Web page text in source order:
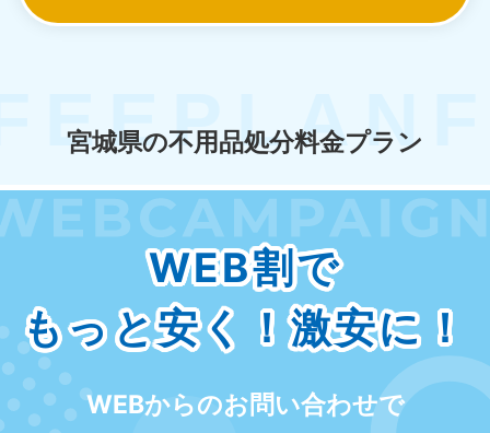
宮城県の不用品処分料金プラン
WEB割で
もっと安く！激安に！
WEBからのお問い合わせで